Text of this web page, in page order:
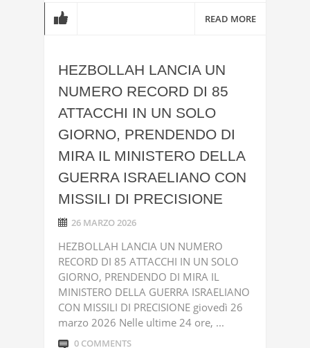
READ MORE
HEZBOLLAH LANCIA UN
NUMERO RECORD DI 85
ATTACCHI IN UN SOLO
GIORNO, PRENDENDO DI
MIRA IL MINISTERO DELLA
GUERRA ISRAELIANO CON
MISSILI DI PRECISIONE
26 MARZO 2026
HEZBOLLAH LANCIA UN NUMERO
RECORD DI 85 ATTACCHI IN UN SOLO
GIORNO, PRENDENDO DI MIRA IL
MINISTERO DELLA GUERRA ISRAELIANO
CON MISSILI DI PRECISIONE giovedì 26
marzo 2026 Nelle ultime 24 ore, ...
0 COMMENTS